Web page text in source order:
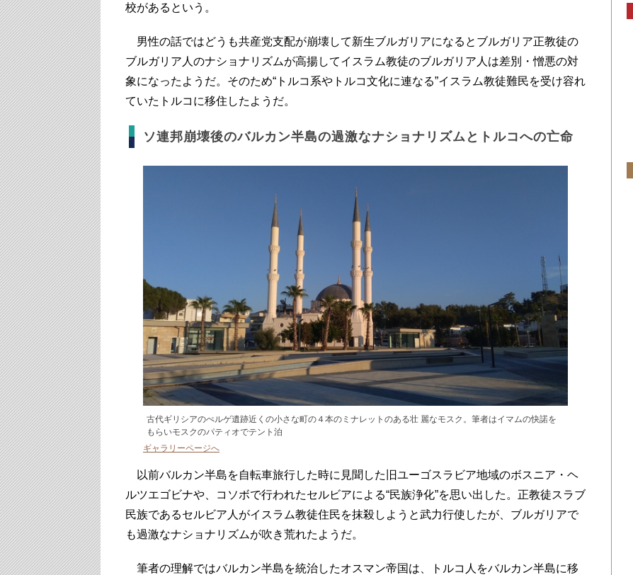
校があるという。
男性の話ではどうも共産党支配が崩壊して新生ブルガリアになるとブルガリア正教徒の
ブルガリア人のナショナリズムが高揚してイスラム教徒のブルガリア人は差別・憎悪の対
象になったようだ。そのため“トルコ系やトルコ文化に連なる”イスラム教徒難民を受け容れ
ていたトルコに移住したようだ。
ソ連邦崩壊後のバルカン半島の過激なナショナリズムとトルコへの亡命
古代ギリシアのぺルゲ遺跡近くの小さな町の４本のミナレットのある壮 麗なモスク。筆者はイマムの快諾を
もらいモスクのパティオでテント泊
ギャラリーページへ
以前バルカン半島を自転車旅行した時に見聞した旧ユーゴスラビア地域のボスニア・ヘ
ルツエゴビナや、コソボで行われたセルビアによる“民族浄化”を思い出した。正教徒スラブ
民族であるセルビア人がイスラム教徒住民を抹殺しようと武力行使したが、ブルガリアで
も過激なナショナリズムが吹き荒れたようだ。
筆者の理解ではバルカン半島を統治したオスマン帝国は、トルコ人をバルカン半島に移